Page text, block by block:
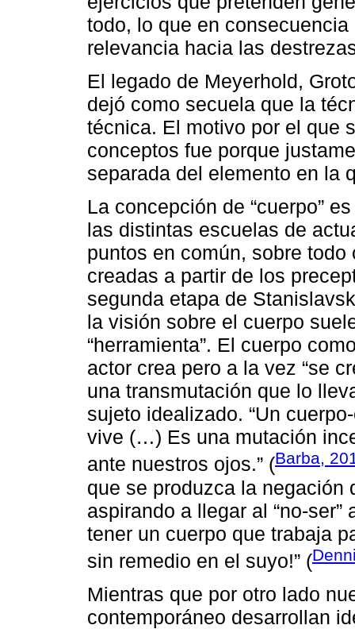
todo, lo que en
relevancia hacia las
El legado de Meyerhold,
dejó como secuela que la
técnica. El motivo por el que
conceptos fue porque
separada del elemento en la
La concepción de “cuerpo”
las distintas escuelas de
puntos en común, sobre
creadas a partir de los
segunda etapa de
la visión sobre el cuerpo
“herramienta”. El cuerpo
actor crea pero a la vez “se
una transmutación que lo
sujeto idealizado. “Un
vive (…) Es una mutación
ante nuestros ojos.” (Barba,
que se produzca la
aspirando a llegar al “no-
tener un cuerpo que trabaja
sin remedio en el suyo!” (
Mientras que por otro lado
contemporáneo desarrollan